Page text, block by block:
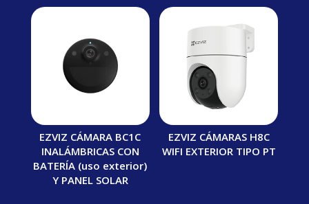
EZVIZ CÁMARA BC1C
INALÁMBRICAS CON
BATERÍA (uso exterior)
Y PANEL SOLAR
EZVIZ CÁMARAS H8C
WIFI EXTERIOR TIPO PT